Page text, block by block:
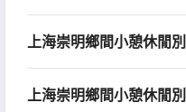
上海崇明鄉間小憩休閒
上海崇明鄉間小憩休閒